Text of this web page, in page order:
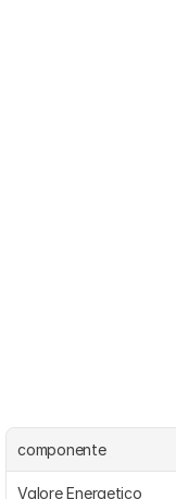
componente
Valore Energetico